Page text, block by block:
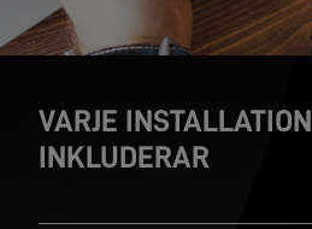
VARJE INSTALLATION
INKLUDERAR